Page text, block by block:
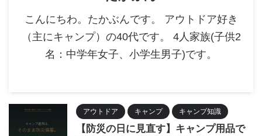
こんにちわ。たかぶんです。 アウトドア好き
（主にキャンプ）の40代です。 4人家族(子供2
名：中学年女子、小学生男子)です。
アウトドア キャンプ キャンプ知識
【防災の日に見直す】キャンプ用品で